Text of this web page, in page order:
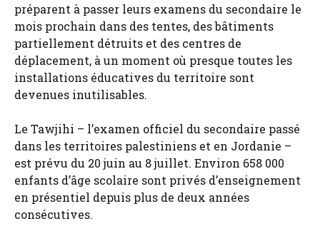
préparent à passer leurs examens du secondaire le
mois prochain dans des tentes, des bâtiments
partiellement détruits et des centres de
déplacement, à un moment où presque toutes les
installations éducatives du territoire sont
devenues inutilisables.
Le Tawjihi – l’examen officiel du secondaire passé
dans les territoires palestiniens et en Jordanie –
est prévu du 20 juin au 8 juillet. Environ 658 000
enfants d’âge scolaire sont privés d’enseignement
en présentiel depuis plus de deux années
consécutives.